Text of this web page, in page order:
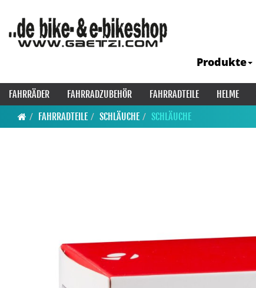
Produkte
FAHRRÄDER FAHRRADZUBEHÖR FAHRRADTEILE HELME
FAHRRADTEILE
SCHLÄUCHE SCHLÄUCHE